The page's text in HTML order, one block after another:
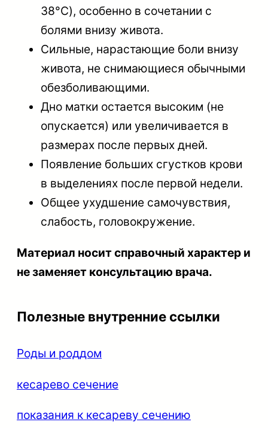
38°C), особенно в сочетании с
болями внизу живота.
Сильные, нарастающие боли внизу
живота, не снимающиеся обычными
обезболивающими.
Дно матки остается высоким (не
опускается) или увеличивается в
размерах после первых дней.
Появление больших сгустков крови
в выделениях после первой недели.
Общее ухудшение самочувствия,
слабость, головокружение.
Материал носит справочный характер и
не заменяет консультацию врача.
Полезные внутренние ссылки
Роды и роддом
кесарево сечение
показания к кесареву сечению